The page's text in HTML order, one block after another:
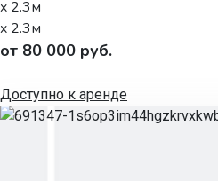
x 2.3м
x 2.3м
от 80 000 руб.
Доступно к аренде